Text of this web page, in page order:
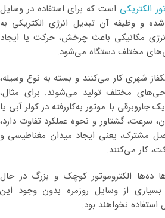
الکتریکی است که برای استفاده در وسایل
و وظیفه آن تبدیل انرژی الکتریکی به
مکانیکی باعث چرخش، حرکت یا ایجاد
مختلف دستگاه می‌شود.
شهری کار می‌کنند و بسته به نوع وسیله،
مختلف تولید می‌شوند. برای مثال،
جاروبرقی با موتور به‌کاررفته در کولر آبی یا
سرعت، گشتاور و نحوه عملکرد تفاوت دارد،
مشترک، یعنی ایجاد میدان مغناطیسی و
کار می‌کنند.
ده‌ها الکتروموتور کوچک و بزرگ در حال
از وسایل روزمره بدون وجود این
استفاده نخواهند بود.